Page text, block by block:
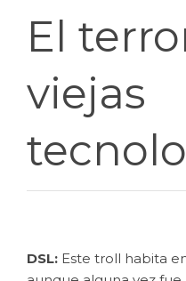
El
viejas
DSL: Este troll habita